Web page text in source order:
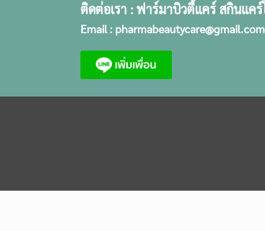
ติดต่อเรา :ฟาร์มาบิวตี้แคร์ สกินแคร์
Email : pharmabeautycare@gmail.com